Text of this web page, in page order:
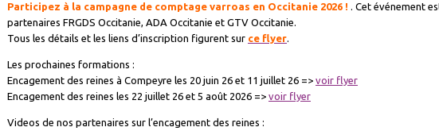
Participez à la campagne de comptage varroas en Occitanie 2026 ! . Cet événement
partenaires FRGDS Occitanie, ADA Occitanie et GTV Occitanie.
Tous les détails et les liens d’inscription figurent sur ce flyer.
Les prochaines formations :
Encagement des reines à Compeyre les 20 juin 26 et 11 juillet 26 => voir flyer
Encagement des reines les 22 juillet 26 et 5 août 2026 => voir flyer
Videos de nos partenaires sur l’encagement des reines :